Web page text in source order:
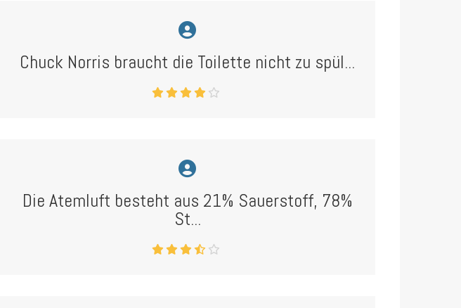
Chuck Norris braucht die Toilette nicht zu spül...
Die Atemluft besteht aus 21% Sauerstoff, 78%
St...